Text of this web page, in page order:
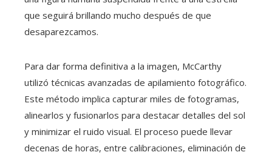
que seguirá brillando mucho después de que
desaparezcamos.
Para dar forma definitiva a la imagen, McCarthy
utilizó técnicas avanzadas de apilamiento fotográfico.
Este método implica capturar miles de fotogramas,
alinearlos y fusionarlos para destacar detalles del sol
y minimizar el ruido visual. El proceso puede llevar
decenas de horas, entre calibraciones, eliminación de